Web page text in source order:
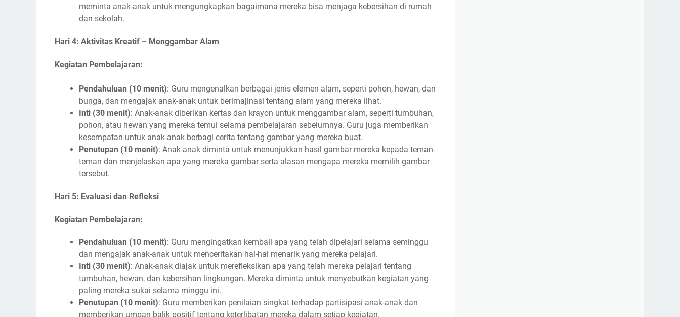
meminta anak-anak untuk mengungkapkan bagaimana mereka bisa menjaga kebersihan di rumah
dan sekolah.
Hari 4: Aktivitas Kreatif – Menggambar Alam
Kegiatan Pembelajaran:
Pendahuluan (10 menit): Guru mengenalkan berbagai jenis elemen alam, seperti pohon, hewan, dan
bunga, dan mengajak anak-anak untuk berimajinasi tentang alam yang mereka lihat.
Inti (30 menit): Anak-anak diberikan kertas dan krayon untuk menggambar alam, seperti tumbuhan,
pohon, atau hewan yang mereka temui selama pembelajaran sebelumnya. Guru juga memberikan
kesempatan untuk anak-anak berbagi cerita tentang gambar yang mereka buat.
Penutupan (10 menit): Anak-anak diminta untuk menunjukkan hasil gambar mereka kepada teman-
teman dan menjelaskan apa yang mereka gambar serta alasan mengapa mereka memilih gambar
tersebut.
Hari 5: Evaluasi dan Refleksi
Kegiatan Pembelajaran:
Pendahuluan (10 menit): Guru mengingatkan kembali apa yang telah dipelajari selama seminggu
dan mengajak anak-anak untuk menceritakan hal-hal menarik yang mereka pelajari.
Inti (30 menit): Anak-anak diajak untuk merefleksikan apa yang telah mereka pelajari tentang
tumbuhan, hewan, dan kebersihan lingkungan. Mereka diminta untuk menyebutkan kegiatan yang
paling mereka sukai selama minggu ini.
Penutupan (10 menit): Guru memberikan penilaian singkat terhadap partisipasi anak-anak dan
memberikan umpan balik positif tentang keterlibatan mereka dalam setiap kegiatan.